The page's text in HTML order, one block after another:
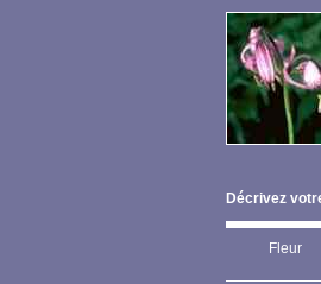
Décrivez
Fleur